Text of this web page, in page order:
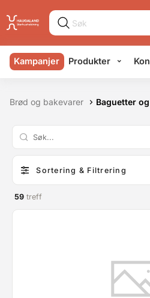
Kampanjer Produkter
Brød og bakevarer Baguetter
Sortering & Filtrering
59 treff